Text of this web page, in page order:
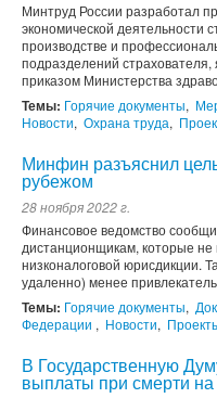
Минтруд России разработал
экономической деятельности
производстве и
подразделений
приказом Министерства
Темы: Горячие документы,
Новости, Охрана труда,
Минфин разъяснил
рубежом
28 ноября 2022 г.
Финансовое ведомство
дистанционщикам, которые не
низконалоговой юрисдикции.
удаленно) менее
Темы: Горячие документы,
Федерации , Новости,
В Государственную
выплаты при смерти на